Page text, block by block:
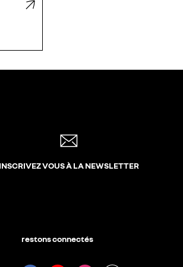
INSCRIVEZ VOUS À LA NEWSLETTER
restons connectés